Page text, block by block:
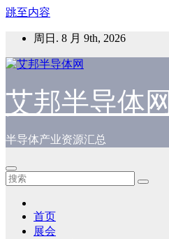
跳至内容
周日. 8 月 9th, 2026
艾邦半导体网
半导体产业资源汇总
首页
展会